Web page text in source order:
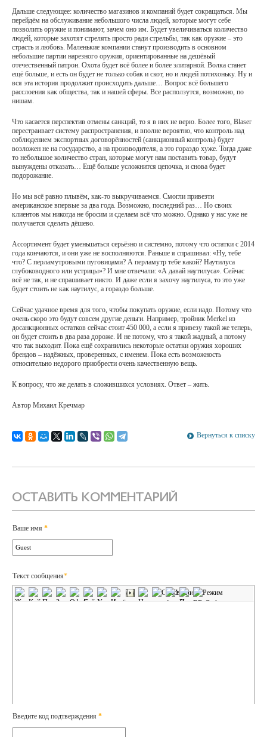
Дальше следующее: количество магазинов и компаний будет сокращаться. Мы
перейдём на обслуживание небольшого числа людей, которые могут себе
позволить оружие и понимают, зачем оно им. Будет увеличиваться количество
людей, которые захотят стрелять просто ради стрельбы, так как оружие – это
страсть и любовь. Маленькие компании станут производить в основном
небольшие партии нарезного оружия, ориентированные на дешёвый
отечественный патрон. Охота будет всё более и более элитарной. Волка станет
ещё больше, и есть он будет не только собак и скот, но и людей потихоньку. Ну и
вся эта история продолжит происходить дальше… Вопрос всё большего
расслоения как общества, так и нашей сферы. Все расползутся, возможно, по
нишам.
Что касается перспектив отмены санкций, то я в них не верю. Более того, Blaser
перестраивает систему распространения, и вполне вероятно, что контроль над
соблюдением экспортных договорённостей (санкционный контроль) будет
возложен не на государство, а на производителя, а это гораздо хуже. Тогда даже
то небольшое количество стран, которые могут нам поставить товар, будут
вынуждены отказать… Ещё больше усложнится цепочка, и снова будет
подорожание.
Но мы всё равно плывём, как-то выкручиваемся. Смогли привезти
американское впервые за два года. Возможно, последний раз… Но своих
клиентов мы никогда не бросим и сделаем всё что можно. Однако у нас уже не
получается сделать дёшево.
Ассортимент будет уменьшаться серьёзно и системно, потому что остатки с 2014
года кончаются, и они уже не восполняются. Раньше я спрашивал: «Ну, тебе
что? С перламутровыми пуговицами? А перламутр тебе какой? Наутилуса
глубоководного или устрицы»? И мне отвечали: «А давай наутилуса». Сейчас
всё не так, и не спрашивает никто. И даже если я захочу наутилуса, то это уже
будет стоить не как наутилус, а гораздо больше.
Сейчас удачное время для того, чтобы покупать оружие, если надо. Потому что
очень скоро это будут совсем другие деньги. Например, тройник Merkel из
досанкционных остатков сейчас стоит 450 000, а если я привезу такой же теперь,
он будет стоить в два раза дороже. И не потому, что я такой жадный, а потому
что так выходит. Пока ещё сохранились некоторые остатки оружия хороших
брендов – надёжных, проверенных, с именем. Пока есть возможность
относительно недорого приобрести очень качественную вещь.
К вопросу, что же делать в сложившихся условиях. Ответ – жить.
Автор Михаил Кречмар
Вернуться к списку
ОСТАВИТЬ КОММЕНТАРИЙ
Ваше имя *
Текст сообщения*
Введите код подтверждения *